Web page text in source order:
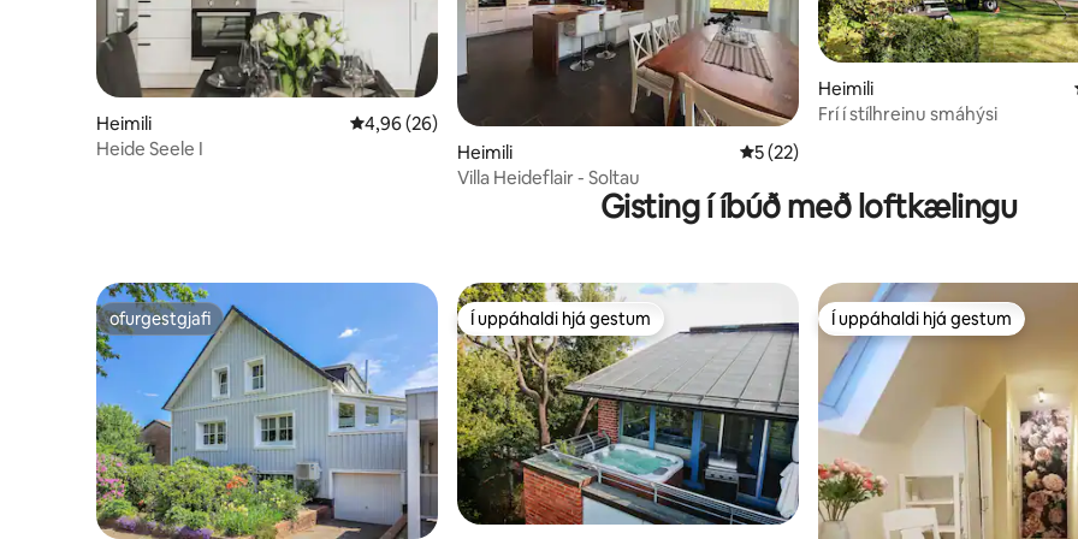
Heimili 4,96 af 5 í meðaleinkunn, 26 umsagnir
4,96 (26)
Heide Seele I
Heimili 5 af 5 í meðaleinkunn, 22 umsagnir
5 (22)
Villa Heideflair - Soltau
Heimili
Frí í stílhreinu smáhýsi
Gisting í íbúð með loftkælingu
ofurgestgjafi
ofurgestgjafi Í uppáhaldi hjá gestum
Í uppáhaldi hjá gestum Í uppáhaldi hjá gestum
Í uppáhaldi hjá gestum